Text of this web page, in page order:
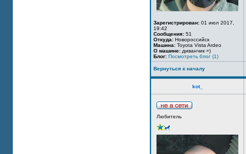
Зарегистрирован: 01 июл 2017,
19:42
Сообщения: 51
Откуда: Новороссийск
Машина: Toyota Vista Ardeo
О машине: диванчик =)
Блог: Посмотреть блог (1)
Вернуться к началу
kot_
Любитель